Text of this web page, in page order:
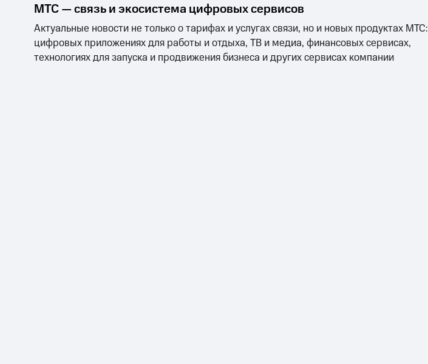
МТС — связь и экосистема цифровых сервисов
Актуальные новости не только о тарифах и услугах связи, но и новых продуктах МТС:
цифровых приложениях для работы и отдыха, ТВ и медиа, финансовых сервисах,
технологиях для запуска и продвижения бизнеса и других сервисах компании